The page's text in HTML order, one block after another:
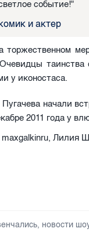
событие!"
и актер
торжественном
таинства
у иконостаса.
начали
2011 года у
Лилия
, новости